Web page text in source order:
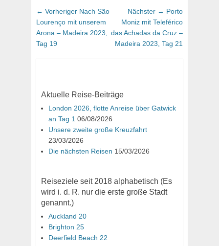
Beitragsnavigation
← Vorheriger Vorheriger
Beitrag:
Nach São
Lourenço mit unserem
Arona – Madeira 2023,
Tag 19
Nächster → Nächster
Beitrag:
Porto
Moniz mit Teleférico
das Achadas da Cruz –
Madeira 2023, Tag 21
Aktuelle Reise-Beiträge
London 2026, flotte Anreise über Gatwick
an Tag 1 06/08/2026
Unsere zweite große Kreuzfahrt
23/03/2026
Die nächsten Reisen 15/03/2026
Reiseziele seit 2018 alphabetisch (Es
wird i. d. R. nur die erste große Stadt
genannt.)
Auckland 20
Brighton 25
Deerfield Beach 22